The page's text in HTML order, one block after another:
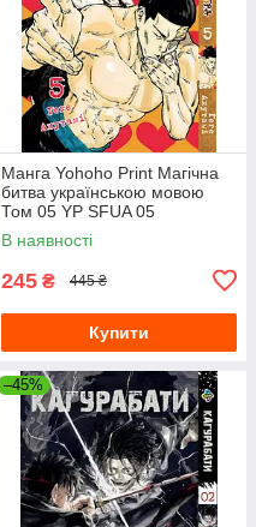
Манга Yohoho Print Магічна
битва українською мовою
Том 05 YP SFUA 05
В наявності
245 ₴ 445 ₴
Купити
–45%